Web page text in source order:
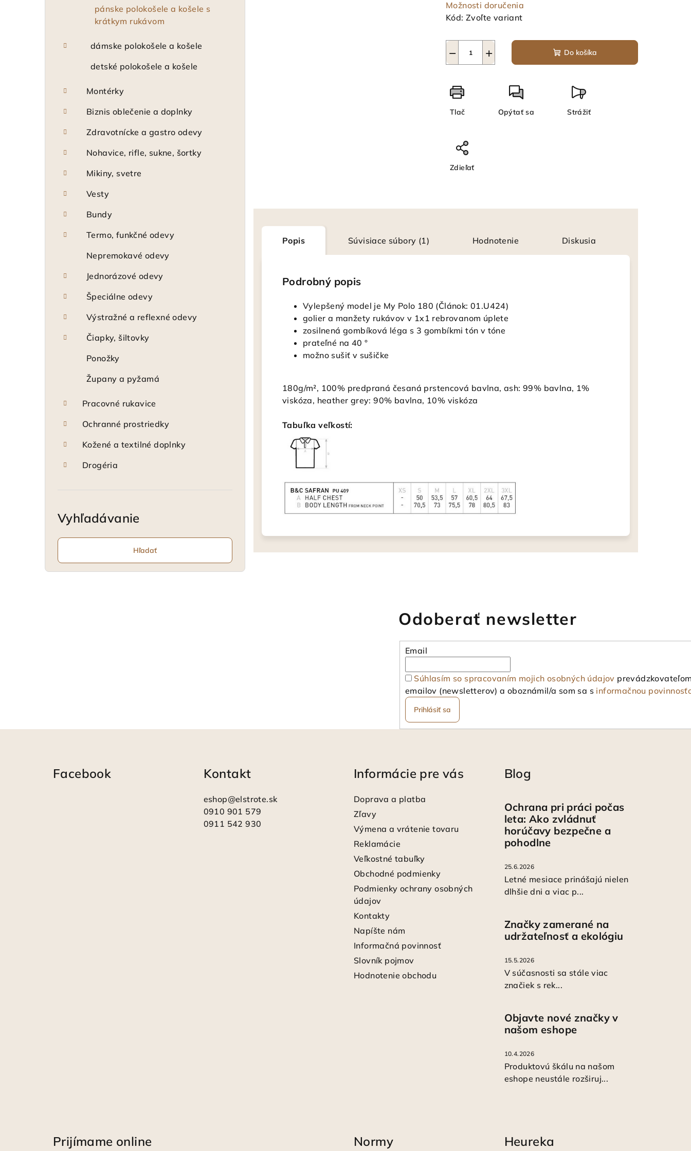
pánske polokošele a košele s
krátkym rukávom
dámske polokošele a košele
detské polokošele a košele
Montérky
Biznis oblečenie a doplnky
Zdravotnícke a gastro odevy
Nohavice, rifle, sukne, šortky
Mikiny, svetre
Vesty
Bundy
Termo, funkčné odevy
Nepremokavé odevy
Jednorázové odevy
Špeciálne odevy
Výstražné a reflexné odevy
Čiapky, šiltovky
Ponožky
Župany a pyžamá
Pracovné rukavice
Ochranné prostriedky
Kožené a textilné doplnky
Drogéria
Vyhľadávanie
Hľadať
Možnosti doručenia
Kód: Zvoľte variant
+
− Do košíka
Tlač Opýtať sa Strážiť
Zdieľať
Popis Súvisiace súbory (1) Hodnotenie Diskusia
Podrobný popis
Vylepšený model je My Polo 180 (Článok: 01.U424)
golier a manžety rukávov v 1x1 rebrovanom úplete
zosilnená gombíková léga s 3 gombíkmi tón v tóne
prateľné na 40 °
možno sušiť v sušičke
180g/m², 100% predpraná česaná prstencová bavlna, ash: 99% bavlna, 1%
viskóza, heather grey: 90% bavlna, 10% viskóza
Tabuľka veľkostí:
Odoberať newsletter
Email
Súhlasím so spracovaním mojich osobných údajov
emailov (newsletterov) a oboznámil/a som sa s informačnou
Prihlásiť sa
Facebook Kontakt
eshop@elstrote.sk
0910 901 579
0911 542 930
Informácie pre vás
Doprava a platba
Zľavy
Výmena a vrátenie tovaru
Reklamácie
Veľkostné tabuľky
Obchodné podmienky
Podmienky ochrany osobných
údajov
Kontakty
Napíšte nám
Informačná povinnosť
Slovník pojmov
Hodnotenie obchodu
Blog
Ochrana pri práci počas
leta: Ako zvládnuť
horúčavy bezpečne a
pohodlne
25.6.2026
Letné mesiace prinášajú nielen
dlhšie dni a viac p...
Značky zamerané na
udržateľnosť a ekológiu
15.5.2026
V súčasnosti sa stále viac
značiek s rek...
Objavte nové značky v
našom eshope
10.4.2026
Produktovú škálu na našom
eshope neustále rozširuj...
Prijímame online
Normy Heureka